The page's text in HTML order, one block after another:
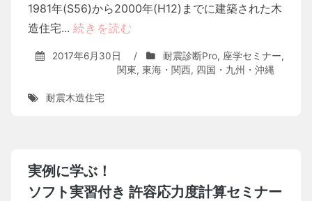
1981年(S56)から2000年(H12)までに建築された木
造住宅... 続きを読む
2017年6月30日 / 耐震診断Pro, 座学セミナー,
関東,東海・関西, 四国・九州・沖縄
耐震木造住宅
実例に学ぶ！
ソフト実習付き 許容応力度計算セミナー